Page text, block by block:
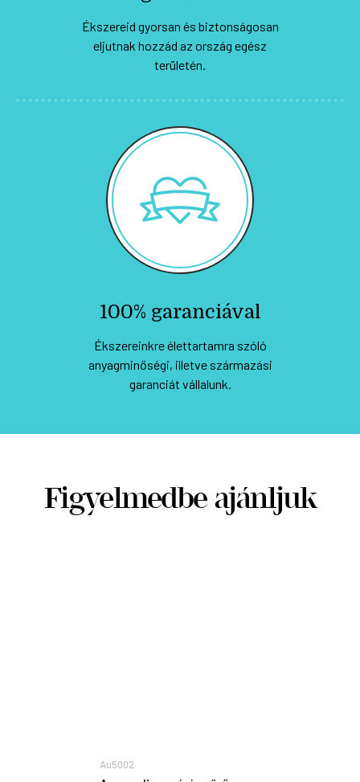
Ékszereid gyorsan és biztonságosan
eljutnak hozzád az ország egész
területén.
100% garanciával
Ékszereinkre élettartamra szóló
anyagminőségi, illetve származási
garanciát vállalunk.
Figyelmedbe ajánljuk
Au5002